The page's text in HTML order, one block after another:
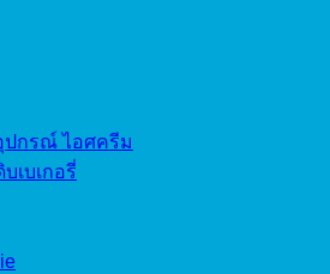
ปกรณ์ ไอศครีม
เบเกอรี่